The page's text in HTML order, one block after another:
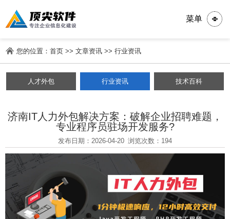
菜单
您的位置：首页 >>文章资讯 >>行业资讯
人才外包 行业资讯 技术百科
济南IT人力外包解决方案：破解企业招聘难题，
专业程序员驻场开发服务?
发布日期：2026-04-20 浏览次数：194